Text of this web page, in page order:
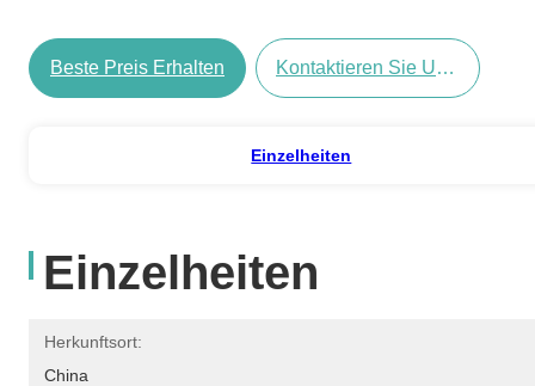
Beste Preis Erhalten Kontaktieren Sie Uns Jetzt
Einzelheiten
Einzelheiten
Herkunftsort:
China